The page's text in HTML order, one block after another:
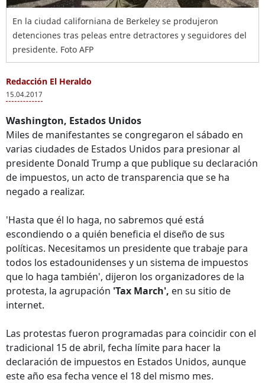
En la ciudad californiana de Berkeley se produjeron
detenciones tras peleas entre detractores y seguidores del
presidente. Foto AFP
Redacción El Heraldo
15.04.2017
Washington, Estados Unidos
Miles de manifestantes se congregaron el sábado en
varias ciudades de Estados Unidos para presionar al
presidente Donald Trump a que publique su declaración
de impuestos, un acto de transparencia que se ha
negado a realizar.
'Hasta que él lo haga, no sabremos qué está
escondiendo o a quién beneficia el diseño de sus
políticas. Necesitamos un presidente que trabaje para
todos los estadounidenses y un sistema de impuestos
que lo haga también', dijeron los organizadores de la
protesta, la agrupación 'Tax March', en su sitio de
internet.
Las protestas fueron programadas para coincidir con el
tradicional 15 de abril, fecha límite para hacer la
declaración de impuestos en Estados Unidos, aunque
este año esa fecha vence el 18 del mismo mes.